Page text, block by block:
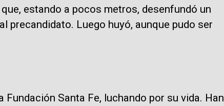
estando a pocos metros, desenfundó un
precandidato. Luego huyó, aunque pudo ser
Fundación Santa Fe, luchando por su vida. Han